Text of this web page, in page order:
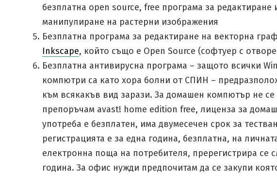
безплатна open source, free програма за редактиране
манипулиране на растерни изображения
Безплатна програма за редактиране на векторна
Inkscape, който също е Open Source (софтуер с
Безплатна антивирусна програма – защото всички
компютри са като хора болни от СПИН –
към всякакъв вид зарази. За домашен компютър не се
препоръчам avast! home edition free, лиценза за
употреба е безплатен, има двумесечен срок за
регистрацията е за една година, безплатна, на
електронна поща на потребителя, пререгистрира се
година. За офис нужди предпочитам да се закупи